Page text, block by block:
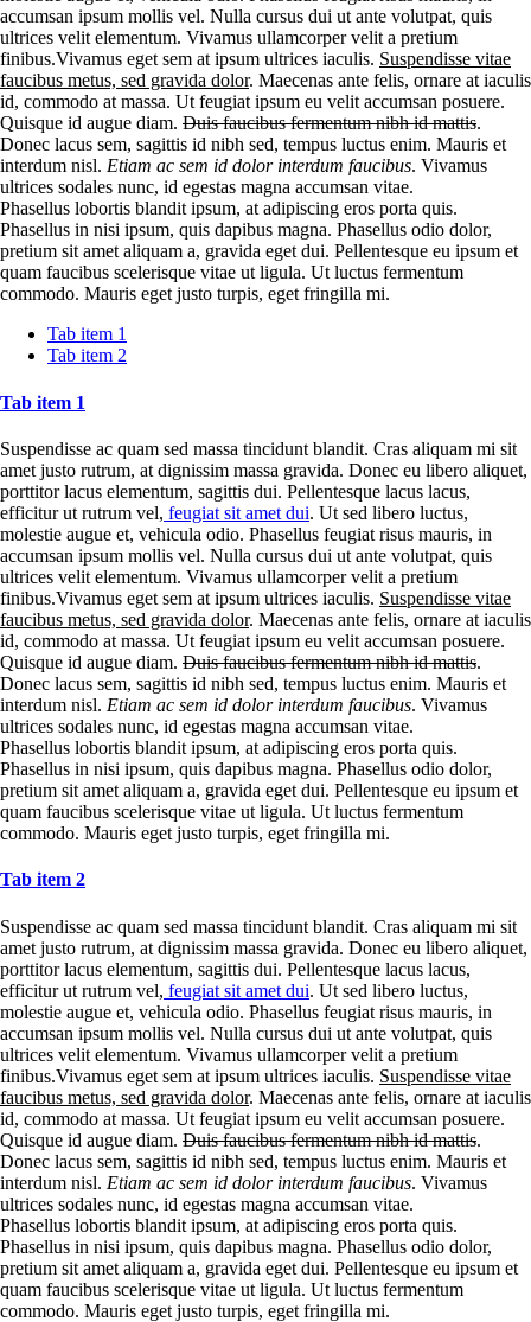
accumsan ipsum mollis vel. Nulla cursus dui ut ante volutpat, quis
ultrices velit elementum. Vivamus ullamcorper velit a pretium
finibus.Vivamus eget sem at ipsum ultrices iaculis. Suspendisse vitae
faucibus metus, sed gravida dolor. Maecenas ante felis, ornare at iaculis
id, commodo at massa. Ut feugiat ipsum eu velit accumsan posuere.
Quisque id augue diam. Duis faucibus fermentum nibh id mattis.
Donec lacus sem, sagittis id nibh sed, tempus luctus enim. Mauris et
interdum nisl. Etiam ac sem id dolor interdum faucibus. Vivamus
ultrices sodales nunc, id egestas magna accumsan vitae.
Phasellus lobortis blandit ipsum, at adipiscing eros porta quis.
Phasellus in nisi ipsum, quis dapibus magna. Phasellus odio dolor,
pretium sit amet aliquam a, gravida eget dui. Pellentesque eu ipsum et
quam faucibus scelerisque vitae ut ligula. Ut luctus fermentum
commodo. Mauris eget justo turpis, eget fringilla mi.
Tab item 1
Tab item 2
Tab item 1
Suspendisse ac quam sed massa tincidunt blandit. Cras aliquam mi sit
amet justo rutrum, at dignissim massa gravida. Donec eu libero aliquet,
porttitor lacus elementum, sagittis dui. Pellentesque lacus lacus,
efficitur ut rutrum vel, feugiat sit amet dui. Ut sed libero luctus,
molestie augue et, vehicula odio. Phasellus feugiat risus mauris, in
accumsan ipsum mollis vel. Nulla cursus dui ut ante volutpat, quis
ultrices velit elementum. Vivamus ullamcorper velit a pretium
finibus.Vivamus eget sem at ipsum ultrices iaculis. Suspendisse vitae
faucibus metus, sed gravida dolor. Maecenas ante felis, ornare at iaculis
id, commodo at massa. Ut feugiat ipsum eu velit accumsan posuere.
Quisque id augue diam. Duis faucibus fermentum nibh id mattis.
Donec lacus sem, sagittis id nibh sed, tempus luctus enim. Mauris et
interdum nisl. Etiam ac sem id dolor interdum faucibus. Vivamus
ultrices sodales nunc, id egestas magna accumsan vitae.
Phasellus lobortis blandit ipsum, at adipiscing eros porta quis.
Phasellus in nisi ipsum, quis dapibus magna. Phasellus odio dolor,
pretium sit amet aliquam a, gravida eget dui. Pellentesque eu ipsum et
quam faucibus scelerisque vitae ut ligula. Ut luctus fermentum
commodo. Mauris eget justo turpis, eget fringilla mi.
Tab item 2
Suspendisse ac quam sed massa tincidunt blandit. Cras aliquam mi sit
amet justo rutrum, at dignissim massa gravida. Donec eu libero aliquet,
porttitor lacus elementum, sagittis dui. Pellentesque lacus lacus,
efficitur ut rutrum vel, feugiat sit amet dui. Ut sed libero luctus,
molestie augue et, vehicula odio. Phasellus feugiat risus mauris, in
accumsan ipsum mollis vel. Nulla cursus dui ut ante volutpat, quis
ultrices velit elementum. Vivamus ullamcorper velit a pretium
finibus.Vivamus eget sem at ipsum ultrices iaculis. Suspendisse vitae
faucibus metus, sed gravida dolor. Maecenas ante felis, ornare at iaculis
id, commodo at massa. Ut feugiat ipsum eu velit accumsan posuere.
Quisque id augue diam. Duis faucibus fermentum nibh id mattis.
Donec lacus sem, sagittis id nibh sed, tempus luctus enim. Mauris et
interdum nisl. Etiam ac sem id dolor interdum faucibus. Vivamus
ultrices sodales nunc, id egestas magna accumsan vitae.
Phasellus lobortis blandit ipsum, at adipiscing eros porta quis.
Phasellus in nisi ipsum, quis dapibus magna. Phasellus odio dolor,
pretium sit amet aliquam a, gravida eget dui. Pellentesque eu ipsum et
quam faucibus scelerisque vitae ut ligula. Ut luctus fermentum
commodo. Mauris eget justo turpis, eget fringilla mi.